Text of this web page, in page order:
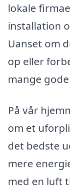
lokale
installation
Uanset om
op eller
mange
På vår
om et
det bedste
mere
med en luft